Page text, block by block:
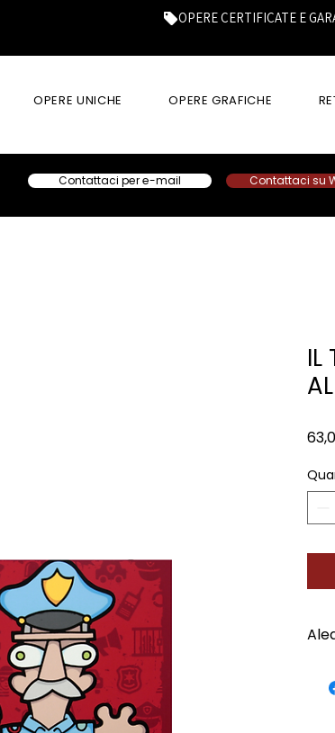
OPERE CERTIFICATE E
OPERE UNICHE OPERE GRAFICHE
Contattaci per e-mail Contattaci su
IL